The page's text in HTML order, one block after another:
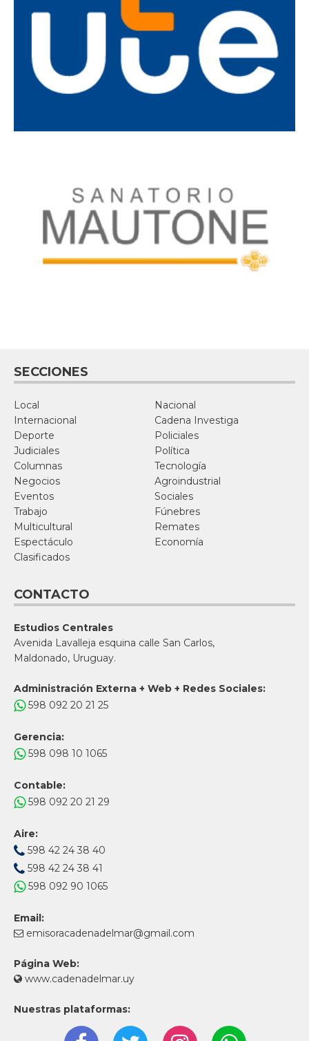
SECCIONES
Local
Nacional
Internacional
Cadena Investiga
Deporte
Policiales
Judiciales
Política
Columnas
Tecnología
Negocios
Agroindustrial
Eventos
Sociales
Trabajo
Fúnebres
Multicultural
Remates
Espectáculo
Economía
Clasificados
CONTACTO
Estudios Centrales
Avenida Lavalleja esquina calle San Carlos,
Maldonado, Uruguay.
Administración Externa + Web + Redes Sociales:
598 092 20 21 25
Gerencia:
598 098 10 1065
Contable:
598 092 20 21 29
Aire:
598 42 24 38 40
598 42 24 38 41
598 092 90 1065
Email:
emisoracadenadelmar@gmail.com
Página Web:
www.cadenadelmar.uy
Nuestras plataformas: